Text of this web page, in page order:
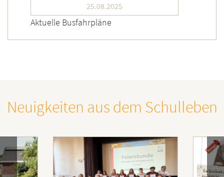
25.08.2025
Aktuelle Busfahrpläne
Neuigkeiten aus dem Schulleben